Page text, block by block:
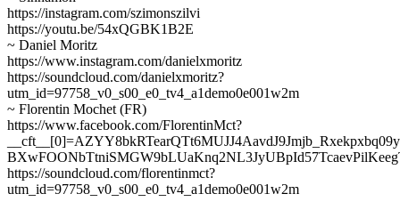
https://instagram.com/szimonszilvi
https://youtu.be/54xQGBK1B2E
~ Daniel Moritz
https://www.instagram.com/danielxmoritz
https://soundcloud.com/danielxmoritz?
utm_id=97758_v0_s00_e0_tv4_a1demo0e001w2m
~ Florentin Mochet (FR)
https://www.facebook.com/FlorentinMct?
https://soundcloud.com/florentinmct?
utm_id=97758_v0_s00_e0_tv4_a1demo0e001w2m